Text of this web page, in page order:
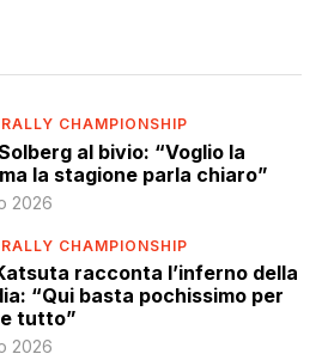
CHAMPIONSHIP
al bivio: “Voglio la
ma la stagione parla chiaro”
2026
CHAMPIONSHIP
racconta l’inferno della
“Qui basta pochissimo per
tutto”
2026